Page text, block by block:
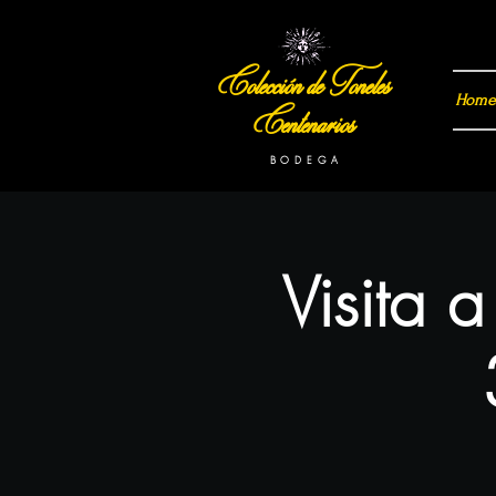
Visita
Colección de Toneles
Centenarios Home
B O D E G A